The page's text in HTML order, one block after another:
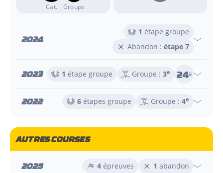
Cat. Groupe
2024
1 étape groupe
Abandon : étape 7
2023 1 étape groupe Groupe : 3e 24e
2022 6 étapes groupe Groupe : 4e
AUTRES COURSES
2025 4 épreuves 1 abandon